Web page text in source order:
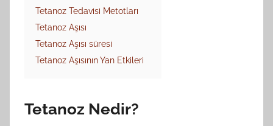
Tetanoz Tedavisi Metotları
Tetanoz Aşısı
Tetanoz Aşısı süresi
Tetanoz Aşısının Yan Etkileri
Tetanoz Nedir?